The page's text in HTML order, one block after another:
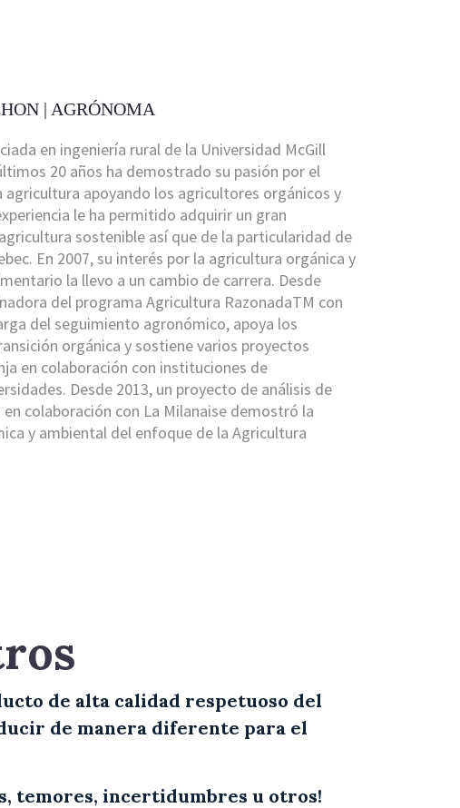
| AGRÓNOMA
en ingeniería rural de la Universidad McGill
20 años ha demostrado su pasión por el
agricultura apoyando los agricultores orgánicos y
le ha permitido adquirir un gran
sostenible así que de la particularidad de
En 2007, su interés por la agricultura orgánica y
la llevo a un cambio de carrera. Desde
del programa Agricultura RazonadaTM con
del seguimiento agronómico, apoya los
orgánica y sostiene varios proyectos
en colaboración con instituciones de
Desde 2013, un proyecto de análisis de
colaboración con La Milanaise demostró la
y ambiental del enfoque de la Agricultura
de alta calidad respetuoso del
de manera diferente para el
temores, incertidumbres u otros!